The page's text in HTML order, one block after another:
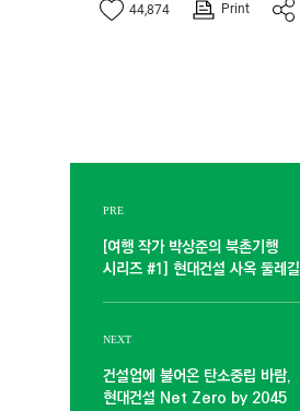
44,874 Print
PRE
[여행 작가 박상준의 북촌기행
시리즈 #1] 현대건설 사옥 둘레길
NEXT
건설업에 불어온 탄소중립 바람,
현대건설 Net Zero by 2045